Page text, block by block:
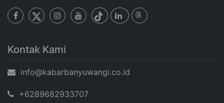
Kontak Kami
info@kabarbanyuwangi.co.id
+6289682933707